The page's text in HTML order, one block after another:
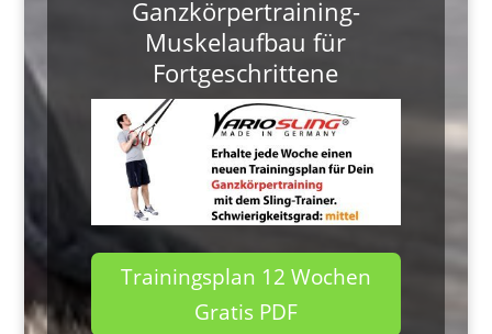
Ganzkörpertraining-
Muskelaufbau für
Fortgeschrittene
Trainingsplan 12 Wochen
Gratis PDF